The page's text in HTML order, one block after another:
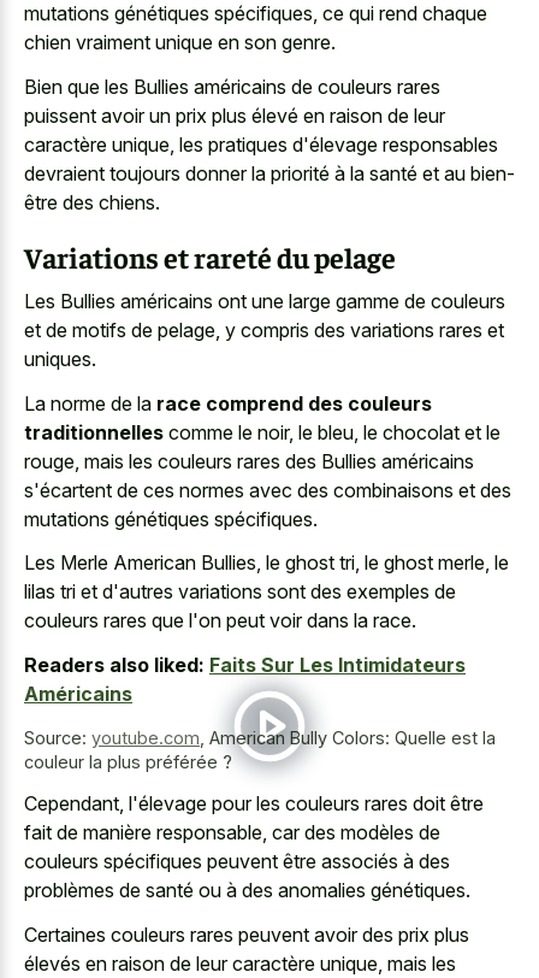
mutations génétiques spécifiques, ce qui rend chaque
chien vraiment unique en son genre.
Bien que les Bullies américains de couleurs rares
puissent avoir un prix plus élevé en raison de leur
caractère unique, les pratiques d'élevage responsables
devraient toujours donner la priorité à la santé et au bien-
être des chiens.
Variations et rareté du pelage
Les Bullies américains ont une large gamme de couleurs
et de motifs de pelage, y compris des variations rares et
uniques.
La norme de la race comprend des couleurs
traditionnelles comme le noir, le bleu, le chocolat et le
rouge, mais les couleurs rares des Bullies américains
s'écartent de ces normes avec des combinaisons et des
mutations génétiques spécifiques.
Les Merle American Bullies, le ghost tri, le ghost merle, le
lilas tri et d'autres variations sont des exemples de
couleurs rares que l'on peut voir dans la race.
Readers also liked: Faits Sur Les Intimidateurs
Américains
Source: youtube.com American Bully Colors: Quelle est la
couleur la plus préférée ?
Cependant, l'élevage pour les couleurs rares doit être
fait de manière responsable, car des modèles de
couleurs spécifiques peuvent être associés à des
problèmes de santé ou à des anomalies génétiques.
Certaines couleurs rares peuvent avoir des prix plus
élevés en raison de leur caractère unique, mais les